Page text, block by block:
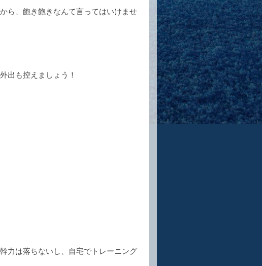
ら、飽き飽きなんて言ってはいけませ
出も控えましょう！
力は落ちないし、自宅でトレーニング